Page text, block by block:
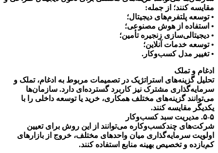
مقایسه کنند؛ از جمله:
• توسعه پلتفرم‌های دیجیتال؛
• استفاده از هوش مصنوعی؛
• دیجیتالی‌سازی زنجیره تأمین؛
• توسعه خدمات آنلاین؛
• تغییر مدل کسب‌وکار.
ادغام و تملک
تحلیل گزینه‌های استراتژیک در تصمیمات مربوط به ادغام، تملک و
سرمایه‌گذاری مشترک نیز کاربرد گسترده‌ای دارد. سازمان‌ها
می‌توانند گزینه‌های مختلف همکاری، خرید یا توسعه داخلی را با
یکدیگر مقایسه کنند.
۵-۵. مدیریت سبد کسب‌وکار
شرکت‌های چندکسب‌وکاره می‌توانند از این روش برای تعیین
اولویت سرمایه‌گذاری میان واحدهای مختلف، خروج از بازارهای
کم‌بازده و تخصیص بهینه منابع استفاده کنند.